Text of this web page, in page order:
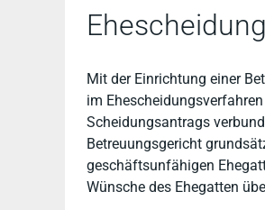
Mit der Einrichtung einer
im
Scheidungsantrags
Betreuungsgericht
geschäftsunfähigen
Wünsche des Ehegatten